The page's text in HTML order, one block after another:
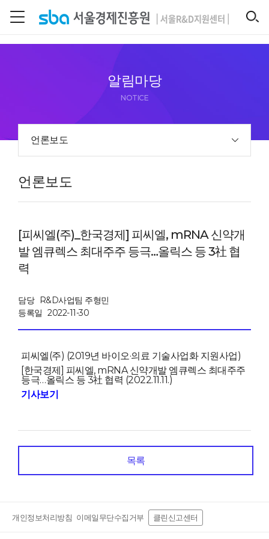
알림마당
NOTICE
언론보도
언론보도
[피씨엘(주)_한국경제] 피씨엘, mRNA 신약개
발 엠큐렉스 최대주주 등극…올릭스 등 3社 협
력
담당
R&D사업팀 주형민
등록일 2022-11-30
피씨엘(주) (2019년 바이오·의료 기술사업화 지원사업)
[한국경제] 피씨엘, mRNA 신약개발 엠큐렉스 최대주주
등극…올릭스 등 3社 협력 (2022.11.11.)
기사보기
목록
개인정보처리방침 이메일무단수집거부 클린신고센터